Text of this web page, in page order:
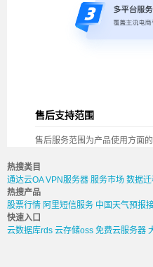
售后支持范围
售后服务范围为产品使用方面
热搜类目
通达云OA VPN服务器 服务市场 数据
热搜产品
股票行情 阿里短信服务 中国天气预报
快速入口
云数据库rds 云存储oss 免费云服务器